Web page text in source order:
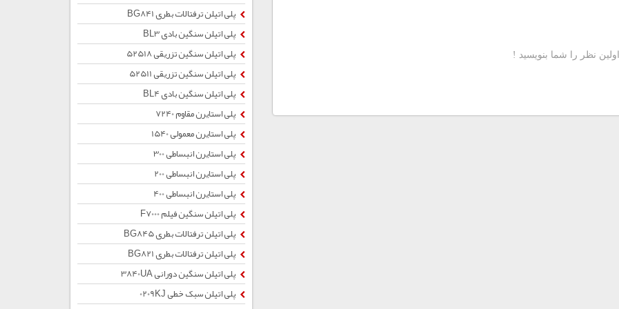
پلی اتیلن ترفتالات بطری BG841
پلی اتیلن سنگین بادی BL3
پلی اتیلن سنگین تزریقی 52518
پلی اتیلن سنگین تزریقی 52511
پلی اتیلن سنگین بادی BL4
پلی استایرن مقاوم 7240
پلی استایرن معمولی 1540
پلی استایرن انبساطی 300
پلی استایرن انبساطی 200
پلی استایرن انبساطی 400
پلی اتیلن سنگین فیلم F7000
پلی اتیلن ترفتالات بطری BG845
پلی اتیلن ترفتالات بطری BG821
پلی اتیلن سنگین دورانی 3840UA
پلی اتیلن سبک خطی 0209KJ